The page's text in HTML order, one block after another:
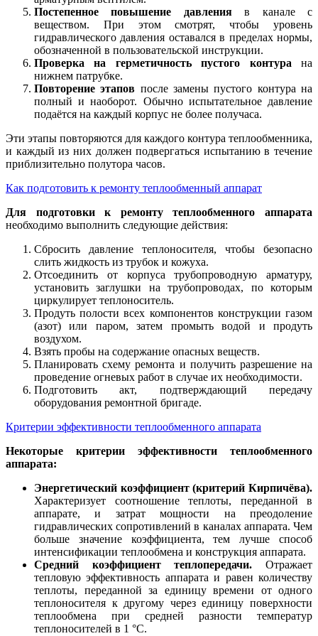
Постепенное повышение давленияв канале с
веществом. При этом смотрят, чтобы уровень
гидравлического давления оставался в пределах нормы,
обозначенной в пользовательской инструкции.
Проверка на герметичность пустого контура на
нижнем патрубке.
Повторение этапов после замены пустого контура на
полный и наоборот. Обычно испытательное давление
подаётся на каждый корпус не более получаса.
Эти этапы повторяются для каждого контура теплообменника,
и каждый из них должен подвергаться испытанию в течение
приблизительно полутора часов.
Как подготовить к ремонту теплообменный аппарат
Для подготовки к ремонту теплообменного аппарата
необходимо выполнить следующие действия:
Сбросить давление теплоносителя, чтобы безопасно
слить жидкость из трубок и кожуха.
Отсоединить от корпуса трубопроводную арматуру,
установить заглушки на трубопроводах, по которым
циркулирует теплоноситель.
Продуть полости всех компонентов конструкции газом
(азот) или паром, затем промыть водой и продуть
воздухом.
Взять пробы на содержание опасных веществ.
Планировать схему ремонта и получить разрешение на
проведение огневых работ в случае их необходимости.
Подготовить акт, подтверждающий передачу
оборудования ремонтной бригаде.
Критерии эффективности теплообменного аппарата
Некоторые критерии эффективности теплообменного
аппарата:
Энергетический коэффициент (критерий Кирпичёва).
Характеризует соотношение теплоты, переданной в
аппарате, и затрат мощности на преодоление
гидравлических сопротивлений в каналах аппарата. Чем
больше значение коэффициента, тем лучше способ
интенсификации теплообмена и конструкция аппарата.
Средний коэффициент теплопередачи. Отражает
тепловую эффективность аппарата и равен количеству
теплоты, переданной за единицу времени от одного
теплоносителя к другому через единицу поверхности
теплообмена при средней разности температур
теплоносителей в 1 °С.